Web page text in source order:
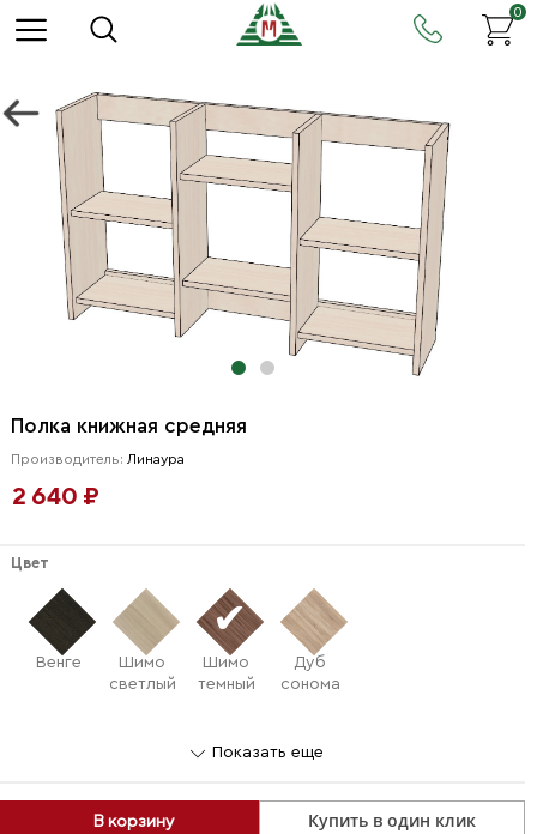
0
Полка книжная средняя
Производитель: Линаура
2 640 ₽
В корзину Купить в один клик
Цвет
Венге
Шимо
светлый
Шимо
темный
Дуб
сонома
Показать еще